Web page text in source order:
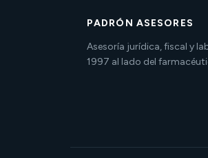
PADRÓN ASESORES
Asesoría jurídica, fiscal y
1997 al lado del